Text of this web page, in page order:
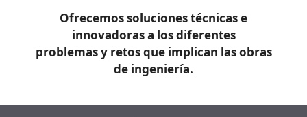
Ofrecemos soluciones técnicas e
innovadoras a los diferentes
problemas y retos que implican las obras
de ingeniería.